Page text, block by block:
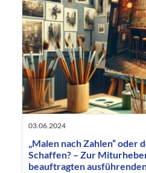
03.06.2024
„Malen nach Zahlen“ oder
Schaffen? – Zur
beauftragten